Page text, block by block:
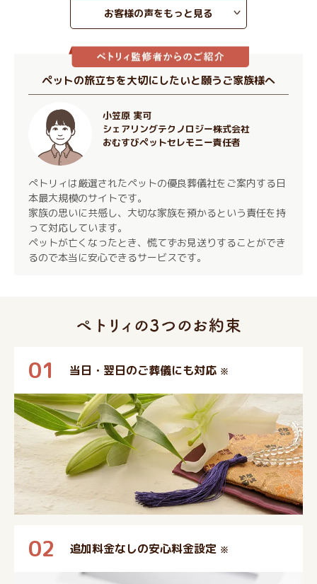
お客様の声をもっと見る
ペットの旅立ちを大切にしたいと願うご家族様へ
小笠原 実可
シェアリングテクノロジー株式会社
おむすびペットセレモニー責任者
ぺトリィは厳選されたペットの優良葬儀社をご案内する日
本最大規模のサイトです。
家族の思いに共感し、大切な家族を預かるという責任を持
って対応しています。
ペットが亡くなったとき、慌てずお見送りすることができ
るので本当に安心できるサービスです。
01 当日・翌日のご葬儀にも対応 ※
02 追加料金なしの安心料金設定 ※